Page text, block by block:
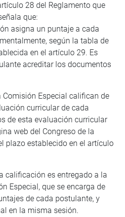
28 del Reglamento que
que:
asigna un puntaje a cada
según la tabla de
en el artículo 29. Es
acreditar los documentos
Comisión Especial califican de
curricular de cada
de esta evaluación curricular
web del Congreso de la
plazo establecido en el artículo
calificación es entregado a la
Especial, que se encarga de
de cada postulante, y
en la misma sesión.